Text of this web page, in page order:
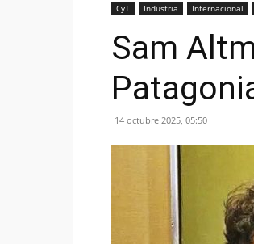
CyT Industria Internacional
Sam
14 octubre 2025, 05:50